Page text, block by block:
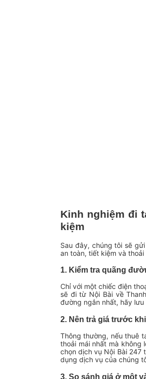
Kinh nghiệm đi
kiệm
Sau đây, chúng tôi sẽ
an toàn, tiết kiệm và thoải
1. Kiểm tra quãng
Chỉ với một chiếc điện
sẽ đi từ Nội Bài về
đường ngắn nhất, hãy
2. Nên trả giá trước
Thông thường, nếu thuê
thoải mái nhất mà không
chọn dịch vụ Nội Bài 247
dụng dịch vụ của chúng
3. So sánh giá ở một